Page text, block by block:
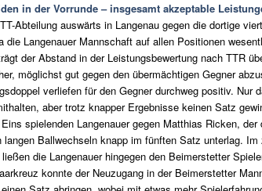
in der Vorrunde – insgesamt akzeptable
Abteilung auswärts in Langenau gegen die dortige
die Langenauer Mannschaft auf allen Positionen
der Abstand in der Leistungsbewertung nach TTR
möglichst gut gegen den übermächtigen Gegner
verliefen für den Gegner durchweg positiv.
aber trotz knapper Ergebnisse keinen Satz
spielenden Langenauer gegen Matthias Ricken,
Ballwechseln knapp im fünften Satz unterlag.
die Langenauer hingegen den Beimerstetter
konnte der Neuzugang in der Beimerstetter